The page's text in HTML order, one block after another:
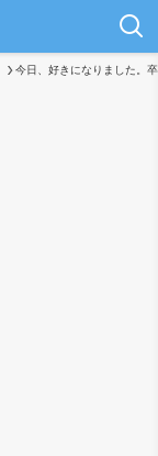
今日、好きになりました。